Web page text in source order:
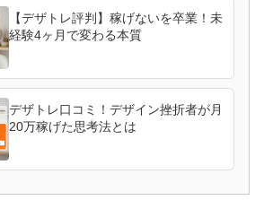
【デザトレ評判】稼げないを卒業！未
経験4ヶ月で変わる本質
デザトレ口コミ！デザイン挫折者が月
20万稼げた思考法とは